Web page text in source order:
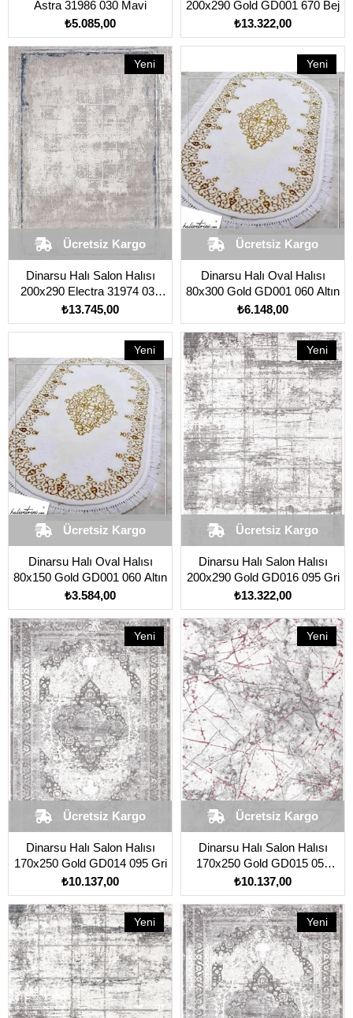
Astra 31986 030 Mavi
₺5.085,00
200x290 Gold GD001 670 Bej
₺13.322,00
Dinarsu Halı Salon Halısı
200x290 Electra 31974 030
Mavi
₺13.745,00
Ücretsiz Kargo
Yeni
Ürün
Dinarsu Halı Oval Halısı
80x300 Gold GD001 060 Altın
₺6.148,00
Ücretsiz Kargo
Yeni
Ürün
Dinarsu Halı Oval Halısı
80x150 Gold GD001 060 Altın
₺3.584,00
Ücretsiz Kargo
Yeni
Ürün
Dinarsu Halı Salon Halısı
200x290 Gold GD016 095 Gri
₺13.322,00
Ücretsiz Kargo
Yeni
Ürün
Dinarsu Halı Salon Halısı
170x250 Gold GD014 095 Gri
₺10.137,00
Ücretsiz Kargo
Yeni
Ürün
Dinarsu Halı Salon Halısı
170x250 Gold GD015 055
Kırmızı
₺10.137,00
Ücretsiz Kargo
Yeni
Ürün
Yeni
Ürün
Yeni
Ürün